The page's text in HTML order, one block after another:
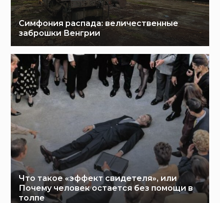
Симфония распада: величественные
заброшки Венгрии
Что такое «эффект свидетеля», или
Почему человек остается без помощи в
толпе